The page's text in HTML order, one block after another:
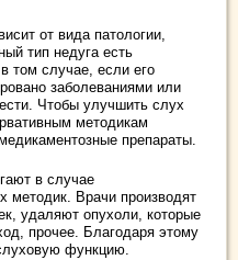
от вида патологии,
тип недуга есть
том случае, если его
заболеваниями или
Чтобы улучшить слух
методикам
препараты.
в случае
методик. Врачи производят
удаляют опухоли, которые
прочее. Благодаря этому
функцию.